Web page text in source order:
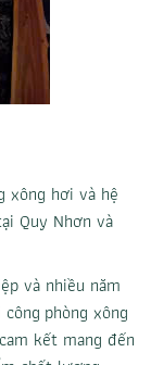
xông hơi và hệ
Quy Nhơn và
và nhiều năm
phòng xông
kết mang đến